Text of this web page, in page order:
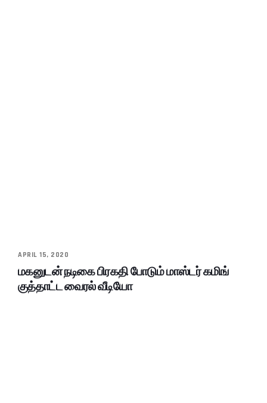
APRIL 15, 2020
மகனுடன் நடிகை பிரகதி போடும் மாஸ்டர் கமிங்
குத்தாட்ட வைரல் வீடியோ